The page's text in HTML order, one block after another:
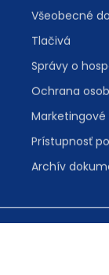
Všeobecné
Tlačivá
Správy o
Ochrana
Prístupnosť
Archív